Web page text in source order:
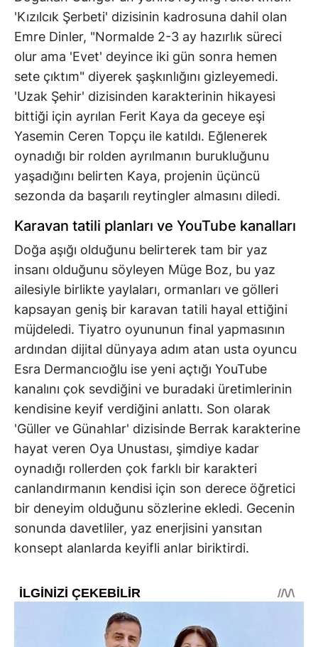
'Kızılcık Şerbeti' dizisinin kadrosuna dahil olan
Emre Dinler, "Normalde 2-3 ay hazırlık süreci
olur ama 'Evet' deyince iki gün sonra hemen
sete çıktım" diyerek şaşkınlığını gizleyemedi.
'Uzak Şehir' dizisinden karakterinin hikayesi
bittiği için ayrılan Ferit Kaya da geceye eşi
Yasemin Ceren Topçu ile katıldı. Eğlenerek
oynadığı bir rolden ayrılmanın burukluğunu
yaşadığını belirten Kaya, projenin üçüncü
sezonda da başarılı reytingler almasını diledi.
Karavan tatili planları ve YouTube kanalları
Doğa aşığı olduğunu belirterek tam bir yaz
insanı olduğunu söyleyen Müge Boz, bu yaz
ailesiyle birlikte yaylaları, ormanları ve gölleri
kapsayan geniş bir karavan tatili hayal ettiğini
müjdeledi. Tiyatro oyununun final yapmasının
ardından dijital dünyaya adım atan usta oyuncu
Esra Dermancıoğlu ise yeni açtığı YouTube
kanalını çok sevdiğini ve buradaki üretimlerinin
kendisine keyif verdiğini anlattı. Son olarak
'Güller ve Günahlar' dizisinde Berrak karakterine
hayat veren Oya Unustası, şimdiye kadar
oynadığı rollerden çok farklı bir karakteri
canlandırmanın kendisi için son derece öğretici
bir deneyim olduğunu sözlerine ekledi. Gecenin
sonunda davetliler, yaz enerjisini yansıtan
konsept alanlarda keyifli anlar biriktirdi.